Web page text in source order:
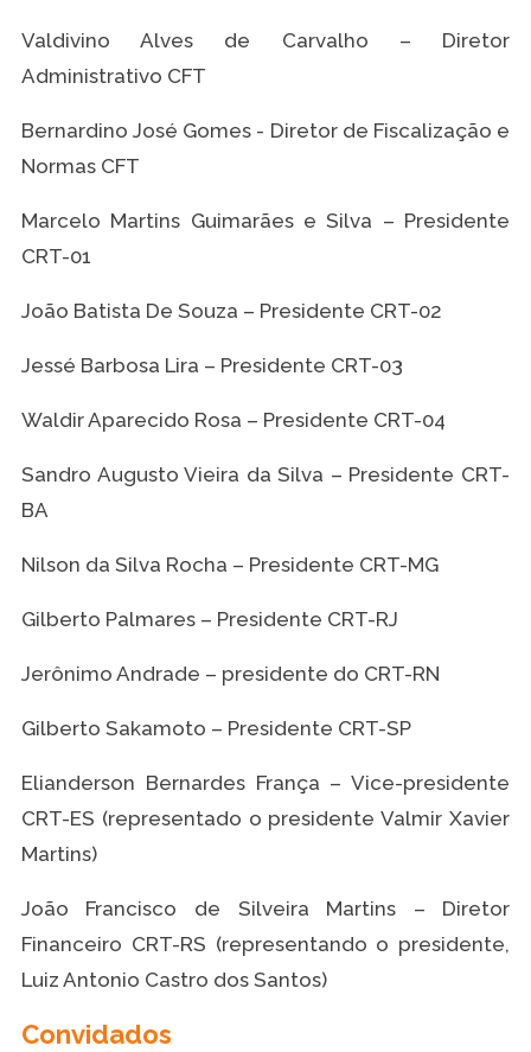
Valdivino Alves de Carvalho – Diretor
Administrativo CFT
Bernardino José Gomes - Diretor de Fiscalização e
Normas CFT
Marcelo Martins Guimarães e Silva – Presidente
CRT-01
João Batista De Souza – Presidente CRT-02
Jessé Barbosa Lira – Presidente CRT-03
Waldir Aparecido Rosa – Presidente CRT-04
Sandro Augusto Vieira da Silva – Presidente CRT-
BA
Nilson da Silva Rocha – Presidente CRT-MG
Gilberto Palmares – Presidente CRT-RJ
Jerônimo Andrade – presidente do CRT-RN
Gilberto Sakamoto – Presidente CRT-SP
Elianderson Bernardes França – Vice-presidente
CRT-ES (representado o presidente Valmir Xavier
Martins)
João Francisco de Silveira Martins – Diretor
Financeiro CRT-RS (representando o presidente,
Luiz Antonio Castro dos Santos)
Convidados